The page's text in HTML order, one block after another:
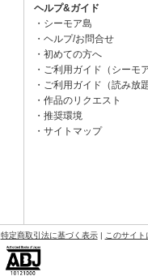
ヘルプ&ガイド
シーモア島
ヘルプ/お問合せ
初めての方へ
ご利用ガイド（シーモア
ご利用ガイド（読み放題
作品のリクエスト
推奨環境
サイトマップ
特定商取引法に基づく表示| このサイト